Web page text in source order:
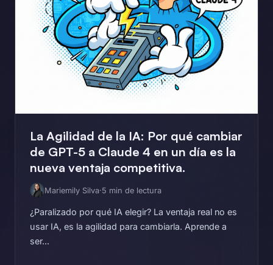
La Agilidad de la IA: Por qué cambiar
de GPT-5 a Claude 4 en un día es la
nueva ventaja competitiva.
Mariemily Silva·5 min de lectura
¿Paralizado por qué IA elegir? La ventaja real no es
usar IA, es la agilidad para cambiarla. Aprende a
ser...